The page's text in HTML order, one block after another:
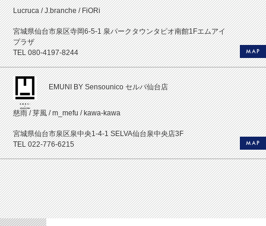
Lucruca / J.branche / FiORi
宮城県仙台市泉区寺岡6-5-1 泉パークタウンタピオ南館1Fエムアイ
プラザ
TEL 080-4197-8244
MAP
EMUNI BY Sensounico セルバ仙台店
慈雨 / 芽風 / m_mefu / kawa-kawa
宮城県仙台市泉区泉中央1-4-1 SELVA仙台泉中央店3F
TEL 022-776-6215
MAP